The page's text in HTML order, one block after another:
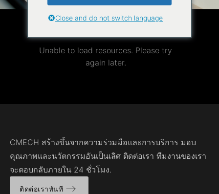
Unable to load resources. Please try
again later.
CMECH สร้างขึ้นจากความร่วมมือและการบริการ มอบ
คุณภาพและนวัตกรรมอันเป็นเลิศ ติดต่อเรา ทีมงานของเรา
จะตอบกลับภายใน 24 ชั่วโมง.
ติดต่อเราทันที
Close and do not switch language